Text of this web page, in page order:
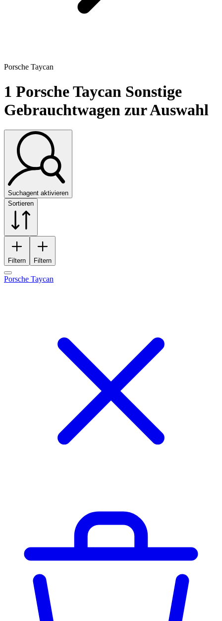
Porsche Taycan
1 Porsche Taycan Sonstige
Gebrauchtwagen zur Auswahl
Suchagent aktivieren
Sortieren
Filtern Filtern
Porsche Taycan